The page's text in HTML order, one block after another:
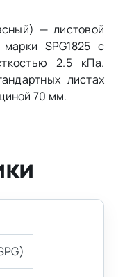
— листовой
SPG1825 с
2.5 кПа.
листах
70 мм.